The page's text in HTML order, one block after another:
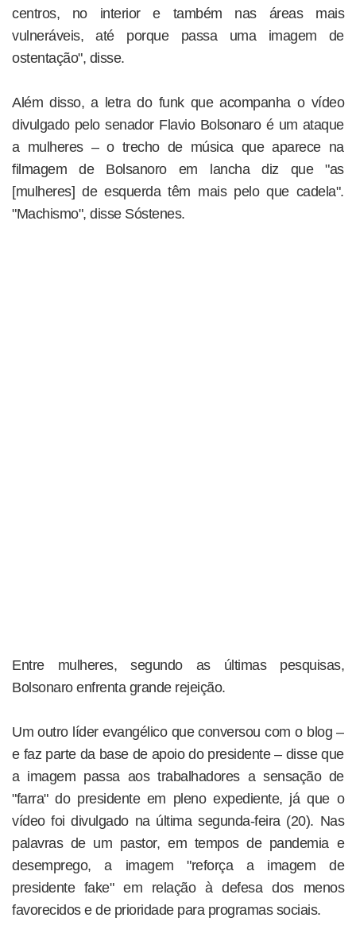
centros, no interior e também nas áreas mais
vulneráveis, até porque passa uma imagem de
ostentação", disse.
Além disso, a letra do funk que acompanha o vídeo
divulgado pelo senador Flavio Bolsonaro é um ataque
a mulheres – o trecho de música que aparece na
filmagem de Bolsanoro em lancha diz que "as
[mulheres] de esquerda têm mais pelo que cadela".
"Machismo", disse Sóstenes.
Entre mulheres, segundo as últimas pesquisas,
Bolsonaro enfrenta grande rejeição.
Um outro líder evangélico que conversou com o blog –
e faz parte da base de apoio do presidente – disse que
a imagem passa aos trabalhadores a sensação de
"farra" do presidente em pleno expediente, já que o
vídeo foi divulgado na última segunda-feira (20). Nas
palavras de um pastor, em tempos de pandemia e
desemprego, a imagem "reforça a imagem de
presidente fake" em relação à defesa dos menos
favorecidos e de prioridade para programas sociais.